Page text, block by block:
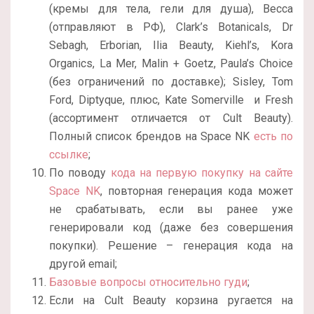
(кремы для тела, гели для душа), Becca
(отправляют в РФ), Clark’s Botanicals, Dr
Sebagh, Erborian, Ilia Beauty, Kiehl’s, Kora
Organics, La Mer, Malin + Goetz, Paula’s Choice
(без ограничений по доставке); Sisley, Tom
Ford, Diptyque, плюс, Kate Somerville и Fresh
(ассортимент отличается от Cult Beauty).
Полный список брендов на Space NK есть по
ссылке;
По поводу кода на первую покупку на сайте
Space NK, повторная генерация кода может
не срабатывать, если вы ранее уже
генерировали код (даже без совершения
покупки). Решение – генерация кода на
другой email;
Базовые вопросы относительно гуди;
Если на Cult Beauty корзина ругается на